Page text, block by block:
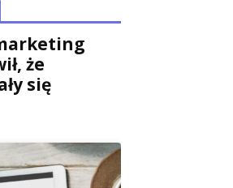
że
się